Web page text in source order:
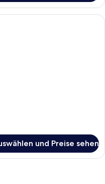
Hotelzimmer mit Bett,
und Preise sehen